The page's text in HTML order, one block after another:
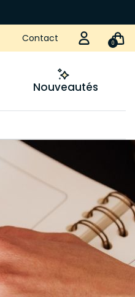
Contact 0
Nouveautés